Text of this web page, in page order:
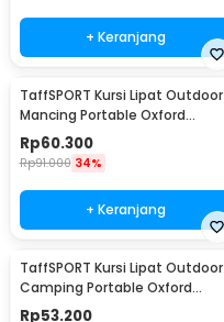
+ Keranjang
TaffSPORT Kursi Lipat Outdoor
Mancing Portable Oxford
Folding Chair S 33x33x53cm -
AAN147
Rp60.300
Rp91.000 34%
+ Keranjang
TaffSPORT Kursi Lipat Outdoor
Camping Portable Oxford
Folding Chair M 36x36x58cm -
Rp53.200